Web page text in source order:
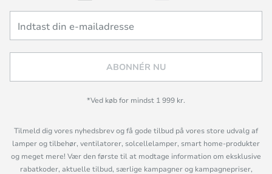
ABONNÉR NU
*Ved køb for mindst 1 999 kr.
Tilmeld dig vores nyhedsbrev og få gode tilbud på vores store udvalg af
lamper og tilbehør, ventilatorer, solcellelamper, smart home-produkter
og meget mere! Vær den første til at modtage information om eksklusive
rabatkoder, aktuelle tilbud, særlige kampagner og kampagnepriser,